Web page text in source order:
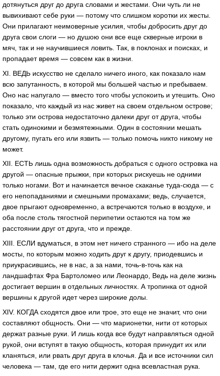
дотянуться друг до друга словами и жестами. Они чуть ли не
вывихивают себе руки — потому что слишком коротки их жесты.
Они прилагают неимоверные усилия, чтобы добросить друг до
друга свои слоги — но душою они все еще скверные игроки в
мяч, так и не научившиеся ловить. Так, в поклонах и поисках, и
пропадает время — совсем как в жизни.
XI. ВЕДЬ искусство не сделало ничего иного, как показало нам
всю запутанность, в которой мы большей частью и пребываем.
Оно нас напугало — вместо того чтобы успокоить и утешить. Оно
показало, что каждый из нас живет на своем отдельном острове;
только эти острова недостаточно далеки друг от друга, чтобы
стать одинокими и безмятежными. Один в состоянии мешать
другому, пугать его или язвить — только помочь никто никому не
может.
XII. ЕСТЬ лишь одна возможность добраться с одного островка на
другой — опасные прыжки, при которых рискуешь не одними
только ногами. Вот и начинается вечное скаканье туда-сюда — с
его непопаданиями и смешными промахами; ведь, случается,
двое прыгают одновременно, а встречаются только в воздухе, и
оба после столь тягостной перипетии остаются на том же
расстоянии друг от друга, что и прежде.
XIII. ЕСЛИ вдуматься, в этом нет ничего странного — ибо на деле
мосты, по которым можно ходить друг к другу, приодевшись и
приукрасившись, не в нас, а за нами, точь-в-точь как на
ландшафтах Фра Бартоломео или Леонардо, Ведь на деле жизнь
достигает вершин в отдельных личностях. А тропинка от одной
вершины к другой идет через широкие долы.
XIV. КОГДА сходятся двое или трое, это еще не значит, что они
составляют общность. Они — что марионетки, нити от которых
держат разные руки. И лишь когда все будут направляться одной
рукой, они вступят в такую общность, которая принудит их или
кланяться, или рвать друг друга в клочья. Да и все источники сил
человека — там, где его нити держит одна всевластная рука.